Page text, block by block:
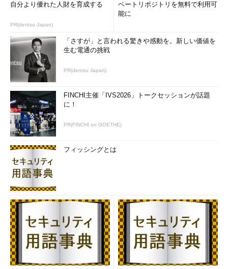
自分より優れた人財を育成する
PR(dentsu Japan)
ベートリポジトリを無料で利用可
能に
「さすが」と言われる驚きや感動を。新しい価値を
生む電通の挑戦
PR(dentsu Japan)
FINCHI主催「IVS2026」トークセッションが話題
に！
PR(FINCHI on GOETHE)
フィッシングとは